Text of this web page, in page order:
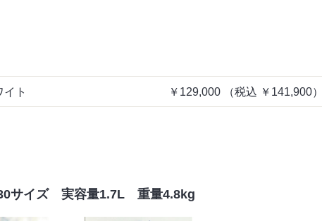
イト ￥129,000 （税込 ￥141,900）
サイズ 実容量1.7L 重量4.8kg